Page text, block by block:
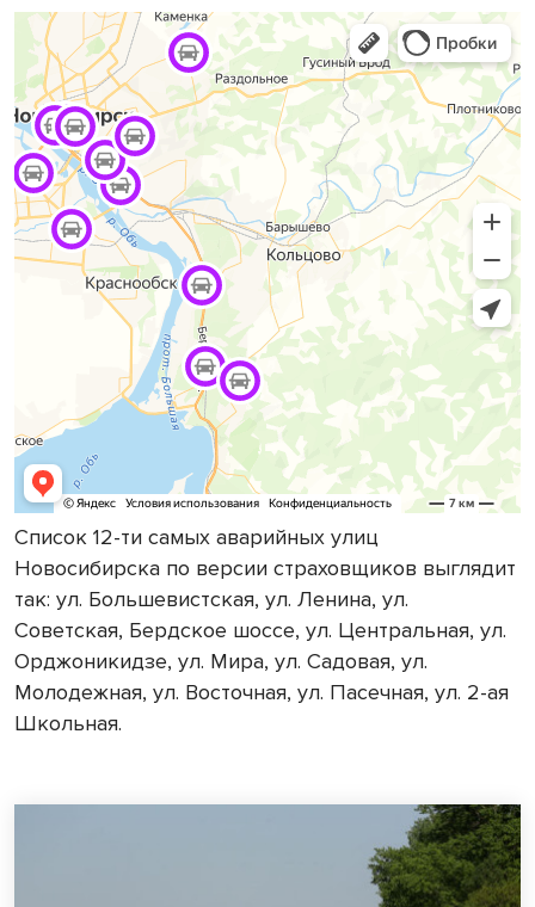
Список 12-ти самых аварийных улиц
Новосибирска по версии страховщиков выглядит
так: ул. Большевистская, ул. Ленина, ул.
Советская, Бердское шоссе, ул. Центральная, ул.
Орджоникидзе, ул. Мира, ул. Садовая, ул.
Молодежная, ул. Восточная, ул. Пасечная, ул. 2-ая
Школьная.